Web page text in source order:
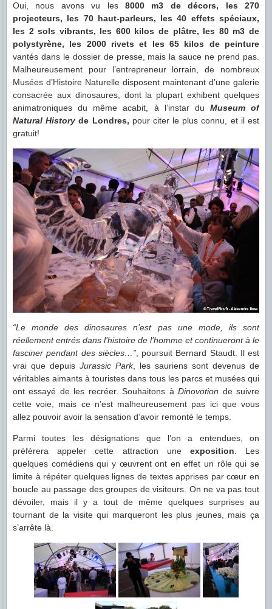
Oui, nous avons vu les 8000 m3 de décors, les 270
projecteurs, les 70 haut-parleurs, les 40 effets spéciaux,
les 2 sols vibrants, les 600 kilos de plâtre, les 80 m3 de
polystyrène, les 2000 rivets et les 65 kilos de peinture
vantés dans le dossier de presse, mais la sauce ne prend pas.
Malheureusement pour l’entrepreneur lorrain, de nombreux
Musées d’Histoire Naturelle disposent maintenant d’une galerie
consacrée aux dinosaures, dont la plupart exhibent quelques
animatroniques du même acabit, à l’instar du Museum of
Natural History de Londres, pour citer le plus connu, et il est
gratuit!
“Le monde des dinosaures n’est pas une mode, ils sont
réellement entrés dans l’histoire de l’homme et continueront à le
fasciner pendant des siècles…”, poursuit Bernard Staudt. Il est
vrai que depuis Jurassic Park, les sauriens sont devenus de
véritables aimants à touristes dans tous les parcs et musées qui
ont essayé de les recréer. Souhaitons àDinovotion de suivre
cette voie, mais ce n’est malheureusement pas ici que vous
allez pouvoir avoir la sensation d’avoir remonté le temps.
Parmi toutes les désignations que l’on a entendues, on
préfèrera appeler cette attraction une exposition. Les
quelques comédiens qui y œuvrent ont en effet un rôle qui se
limite à répéter quelques lignes de textes apprises par cœur en
boucle au passage des groupes de visiteurs. On ne va pas tout
dévoiler, mais il y a tout de même quelques surprises au
tournant de la visite qui marqueront les plus jeunes, mais ça
s’arrête là.